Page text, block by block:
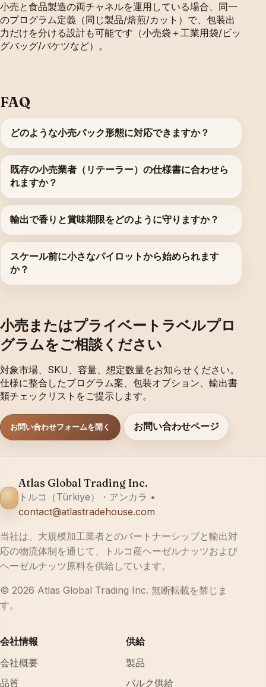
小売と食品製造の両チャネルを運用している場合、同一
のプログラム定義（同じ製品/焙煎/カット）で、包装出
力だけを分ける設計も可能です（小売袋＋工業用袋/ビッ
グバッグ/バケツなど）。
FAQ
どのような小売パック形態に対応できますか？
既存の小売業者（リテーラー）の仕様書に合わせら
れますか？
輸出で香りと賞味期限をどのように守りますか？
スケール前に小さなパイロットから始められます
か？
小売またはプライベートラベルプロ
グラムをご相談ください
対象市場、SKU、容量、想定数量をお知らせください。
仕様に整合したプログラム案、包装オプション、輸出書
類チェックリストをご提示します。
お問い合わせフォームを開く お問い合わせページ
Atlas Global Trading Inc.
トルコ（Türkiye）・アンカラ •
contact@atlastradehouse.com
当社は、大規模加工業者とのパートナーシップと輸出対
応の物流体制を通じて、トルコ産ヘーゼルナッツおよび
ヘーゼルナッツ原料を供給しています。
© 2026 Atlas Global Trading Inc. 無断転載を禁じま
す。
会社情報
会社概要
品質
供給
製品
バルク供給